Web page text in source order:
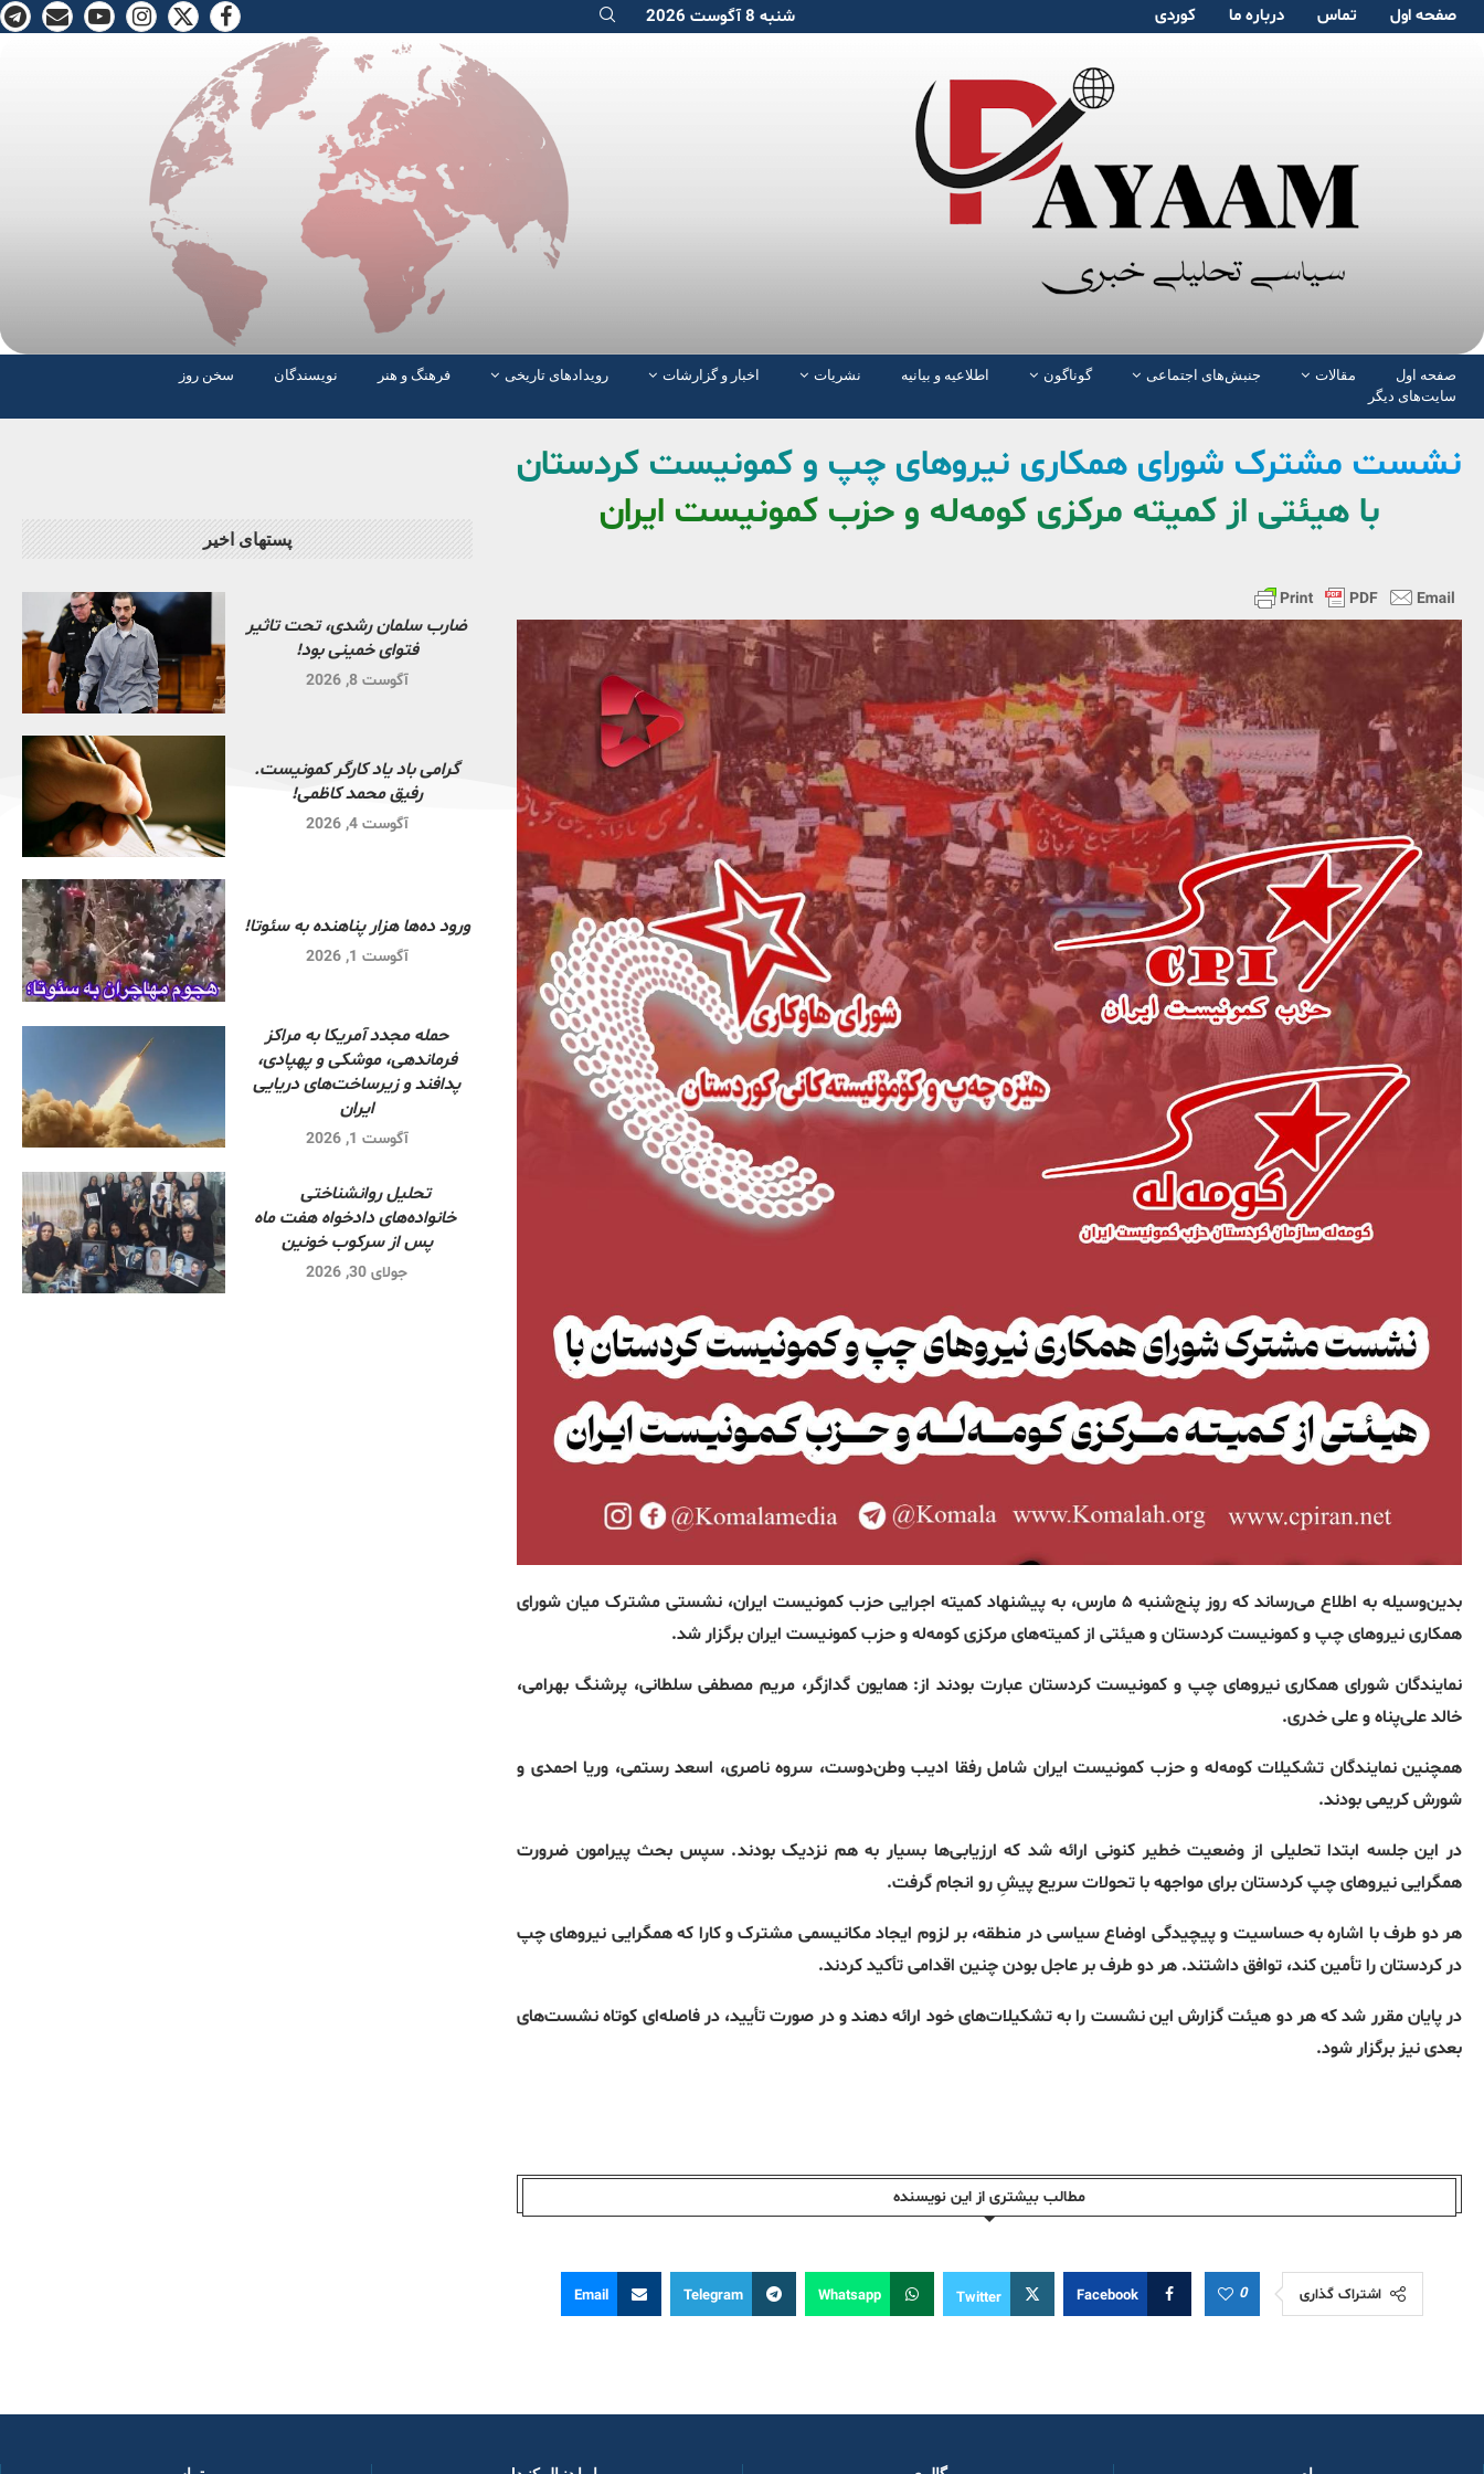
صفحە اول تماس دربارە ما کوردی شنبه 8 آگوست 2026
صفحە اول مقالات جنبش‌های اجتماعی گوناگون اطلاعیه و بیانیه نشریات اخبار و گزارشات رویدادهای تاریخی فرهنگ و هنر نویسندگان
سخن روز
سایت‌های دیگر
نشست مشترک شورای همکاری نیروهای چپ و کمونیست کردستان
با هیئتی از کمیته مرکزی کومه‌له و حزب کمونیست ایران
بدین‌وسیله به اطلاع می‌رساند که روز پنج‌شنبه ۵ مارس، به پیشنهاد کمیته اجرایی حزب کمونیست ایران، نشستی مشترک میان شورای
همکاری نیروهای چپ و کمونیست کردستان و هیئتی از کمیته‌های مرکزی کومه‌له و حزب کمونیست ایران برگزار شد.
نمایندگان شورای همکاری نیروهای چپ و کمونیست کردستان عبارت بودند از:همایون گدازگر، مریم مصطفی سلطانی، پرشنگ بهرامی،
خالد علی‌پناه و علی خدری.
همچنین نمایندگان تشکیلات کومه‌له و حزب کمونیست ایران شامل رفقا ادیب وطن‌دوست، سروه ناصری، اسعد رستمی، وریا احمدی و
شورش کریمی بودند.
در این جلسه ابتدا تحلیلی از وضعیت خطیر کنونی ارائه شد که ارزیابی‌ها بسیار به هم نزدیک بودند.سپس بحث پیرامون ضرورت
همگرایی نیروهای چپ کردستان برای مواجهه با تحولات سریع پیشِ‌ رو انجام گرفت.
هر دو طرف با اشاره به حساسیت و پیچیدگی اوضاع سیاسی در منطقه، بر لزوم ایجاد مکانیسمی مشترک و کارا که همگرایی نیروهای چپ
در کردستان را تأمین کند، توافق داشتند. هر دو طرف بر عاجل بودن چنین اقدامی تأکید کردند.
در پایان مقرر شد که هر دو هیئت گزارش این نشست را به تشکیلات‌های خود ارائه دهند و در صورت تأیید، در فاصله‌ای کوتاه نشست‌های
بعدی نیز برگزار شود.
مطالب بیشتری از این نویسندە
اشتراک گذاری 0
Facebook
Twitter
Whatsapp
Telegram
Email
پستهای اخیر
ضارب سلمان رشدی، تحت تاثیر
فتوای خمینی بود!
آگوست 8, 2026
گرامی باد یاد کارگر کمونیست.
رفیق محمد کاظمی!
آگوست 4, 2026
ورود ده‌ها هزار پناهنده به سئوتا!
آگوست 1, 2026
حمله مجدد آمریکا به مراکز
فرماندهی، موشکی و پهپادی،
پدافند و زیرساخت‌های دریایی
ایران
آگوست 1, 2026
تحلیل روانشناختی
خانواده‌های دادخواه هفت ماه
پس از سرکوب خونین
جولای 30, 2026